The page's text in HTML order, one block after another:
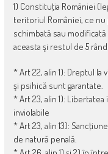
1) Constituţia României
teritoriul României, ce
schimbată sau
aceasta şi restul de 5
* Art 22, alin 1): Dreptul
şi psihică sunt garantate.
* Art 23, alin 1):
inviolabile
* Art 23, alin 13):
de natură penală.